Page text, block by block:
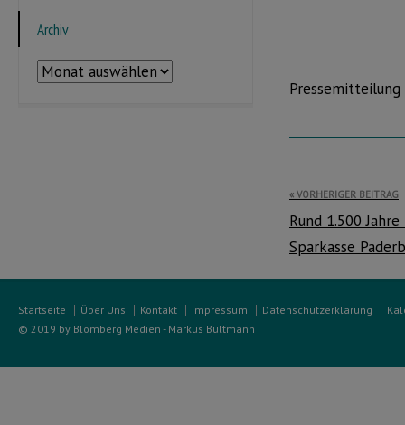
VORHERIGER BEITRAG
Rund 1.500
Sparkasse
Archiv
Archiv
Startseite Über Uns Kontakt Impressum Datenschutzerklärung
© 2019 by Blomberg Medien - Markus Bültmann